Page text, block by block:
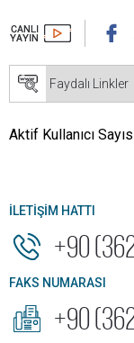
Aktif Kullanıcı
İLETİŞİM HATTI
+90
FAKS NUMARASI
+90